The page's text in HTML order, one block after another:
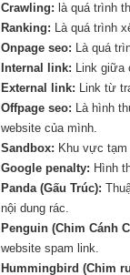
Crawling: là quá trình
Ranking: Là quá trình
Onpage seo: Là quá
Internal link: Link giữa
External link: Link từ
Offpage seo: Là hình
website của mình.
Sandbox: Khu vực
Google penalty: Hình
Panda (Gấu Trúc):
nội dung rác.
Penguin (Chim Cánh
website spam link.
Hummingbird (Chim